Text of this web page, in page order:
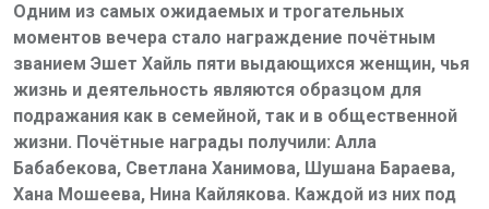
Одним из самых ожидаемых и трогательных
моментов вечера стало награждение почётным
званием Эшет Хайль пяти выдающихся женщин, чья
жизнь и деятельность являются образцом для
подражания как в семейной, так и в общественной
жизни. Почётные награды получили: Алла
Бабабекова, Светлана Ханимова, Шушана Бараева,
Хана Мошеева, Нина Кайлякова. Каждой из них под